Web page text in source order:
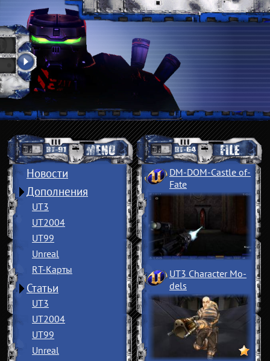
Новости
Дополнения
UT3
UT2004
UT99
Unreal
RT-Карты
Статьи
UT3
UT2004
UT99
Unreal
DM-DOM-Castle of­
Fate
UT3 Character Mo­
dels